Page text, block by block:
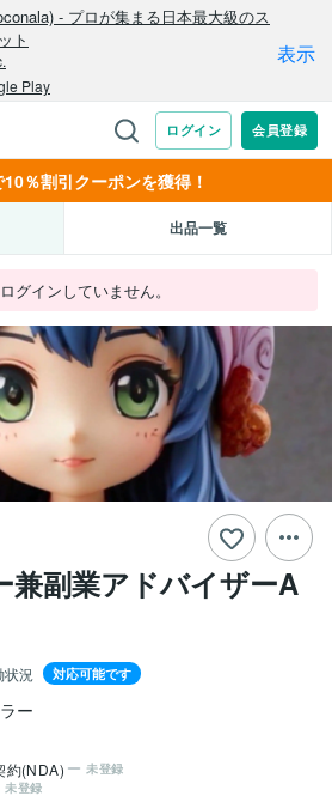
％割引クーポンを獲得！
出品一覧
グインしていません。
兼副業アドバイザーA
状況 対応可能です
ー
約(NDA) 未登録
未登録